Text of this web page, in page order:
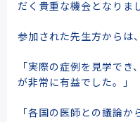
だく貴重な機会となりま
参加された先生方からは、
「実際の症例を見学で
が非常に有益でした。」
「各国の医師との議論